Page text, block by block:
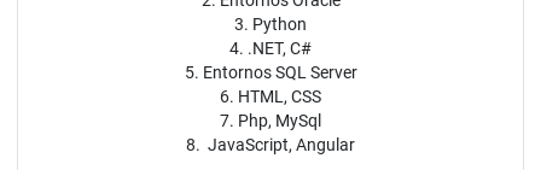
3. Python
4. .NET, C#
5. Entornos SQL Server
6. HTML, CSS
7. Php, MySql
8. JavaScript, Angular